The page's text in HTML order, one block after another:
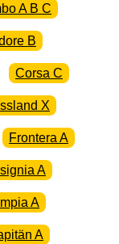
A B C
B
Corsa C
X
Frontera A
A
A
A